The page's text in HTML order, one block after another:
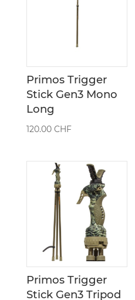
Primos Trigger
Stick Gen3 Mono
Long
120.00 CHF
Primos Trigger
Stick Gen3 Tripod